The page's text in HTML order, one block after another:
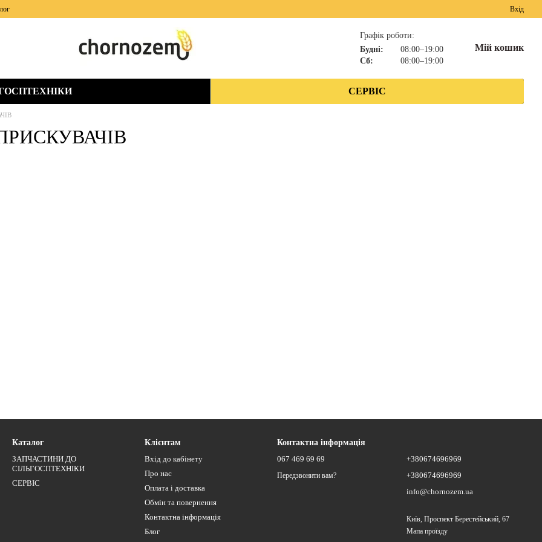
Вхід
Графік роботи:
Будні:
08:00–19:00
Сб:
08:00–19:00
Мій кошик
СЕРВІС
Каталог
ЗАПЧАСТИНИ ДО
СІЛЬГОСПТЕХНІКИ
СЕРВІС
Клієнтам
Вхід до кабінету
Про нас
Оплата і доставка
Обмін та повернення
Контактна інформація
Блог
Контактна інформація
067 469 69 69
Передзвонити вам?
+380674696969
+380674696969
info@chornozem.ua
Київ, Проспект Берестейський, 67
Мапа проїзду